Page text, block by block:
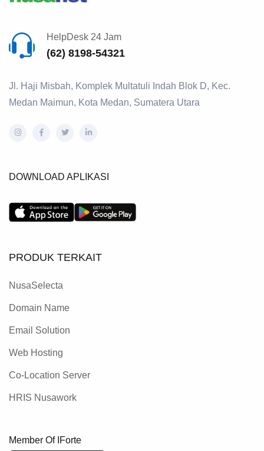
HelpDesk 24 Jam
(62) 8198-54321
Jl. Haji Misbah, Komplek Multatuli Indah Blok D, Kec.
Medan Maimun, Kota Medan, Sumatera Utara
DOWNLOAD APLIKASI
PRODUK TERKAIT
NusaSelecta
Domain Name
Email Solution
Web Hosting
Co-Location Server
HRIS Nusawork
Member Of IForte